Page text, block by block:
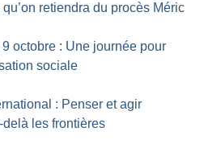
retiendra du procès Méric
octobre : Une journée pour
sociale
: Penser et agir
les frontières